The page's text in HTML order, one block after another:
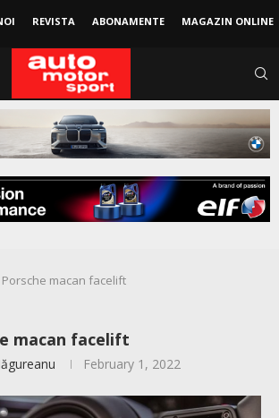
REVISTA ABONAMENTE MAGAZIN ONLINE
macan facelift
macan facelift
February 1, 2022